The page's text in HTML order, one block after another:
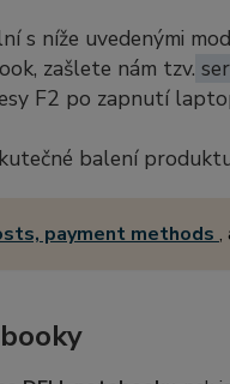
s níže uvedenými
zašlete nám tzv.
F2 po zapnutí
balení
payment methods ,